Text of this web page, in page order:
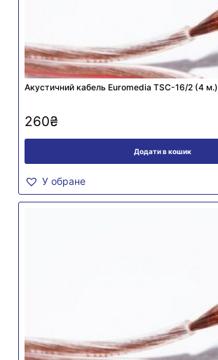
Акустичний кабель Euromedia TSC-16/2 (4 м.)
260₴
Додати в кошик
У обране